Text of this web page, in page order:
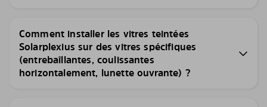
Comment installer les vitres teintées
Solarplexius sur des vitres spécifiques
(entrebaîllantes, coulissantes
horizontalement, lunette ouvrante) ?